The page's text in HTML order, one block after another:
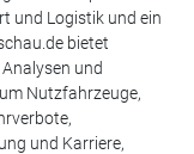
und Logistik und ein
bietet
und
Nutzfahrzeuge,
und Karriere,